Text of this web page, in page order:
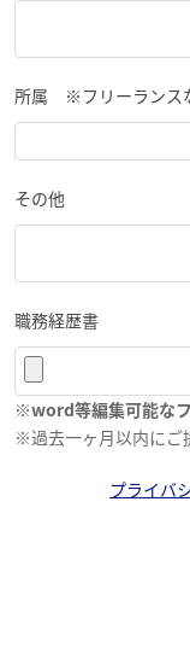
所属 ※フリーランス
その他
職務経歴書
※word等編集可能な
※過去一ヶ月以内にご
プライバ